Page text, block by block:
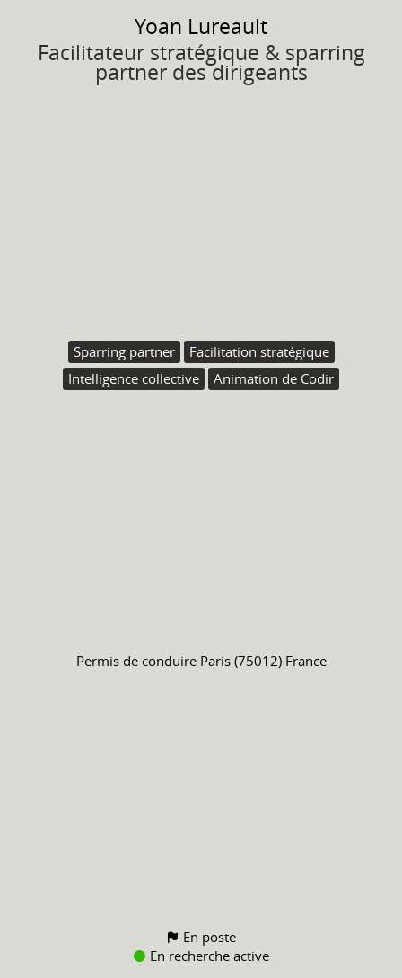
Yoan Lureault
Facilitateur stratégique & sparring
partner des dirigeants
Sparring partner
Facilitation stratégique
Intelligence collective
Animation de Codir
Permis de conduire Paris (75012) France
En poste
En recherche active